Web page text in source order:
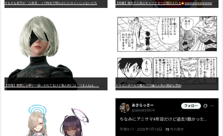
そもそも名字が「八奈見」って時点で明らかにヒロインじゃないだろ 【画像】海外で人気のキャラクターが開示される wwwwwwwwwwwwwwwwwwwwwwwwwwwwwwwwwwwwwwwwwwwwwwwww
ドラゴンボールで魔人ブウ編の人気が微妙な理由